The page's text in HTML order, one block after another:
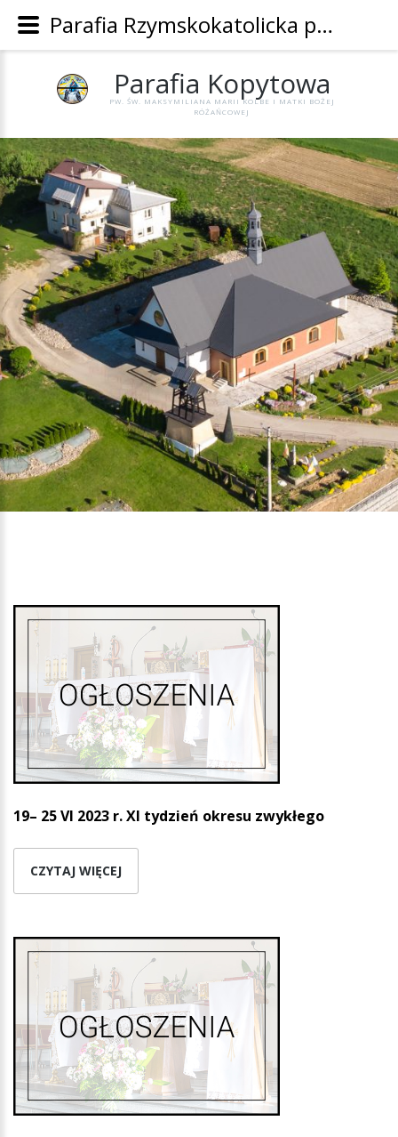
Parafia Kopytowa
PW. ŚW. MAKSYMILIANA MARII KOLBE I MATKI BOŻEJ
RÓŻAŃCOWEJ
19– 25 VI 2023 r. XI tydzień okresu zwykłego
CZYTAJ WIĘCEJ
Parafia Rzymskokatolicka pw. Św. Maksymiliana Marii Kolbe i Matki Bożej Różańcowej w Kopytowej - Parafia Kopytowa